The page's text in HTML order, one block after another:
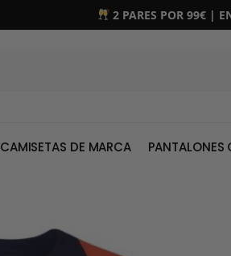
2 PARES POR 99€ |
CAMISETAS DE MARCA PANTALONES